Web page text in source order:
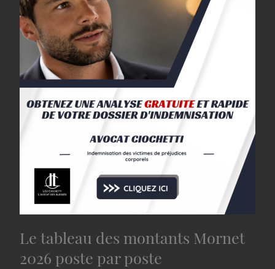
Le tableau des montants Mornet
2026 poste par poste